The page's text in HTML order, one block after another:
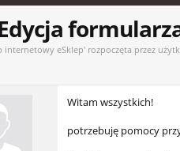
internetowy eSklep' rozpoczęta przez
Witam wszystkich!
potrzebuję pomocy